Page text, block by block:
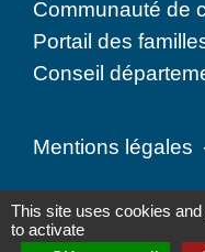
Communauté de
Portail des
Conseil
Mentions légales
Politique de
This site uses cookies
to activate